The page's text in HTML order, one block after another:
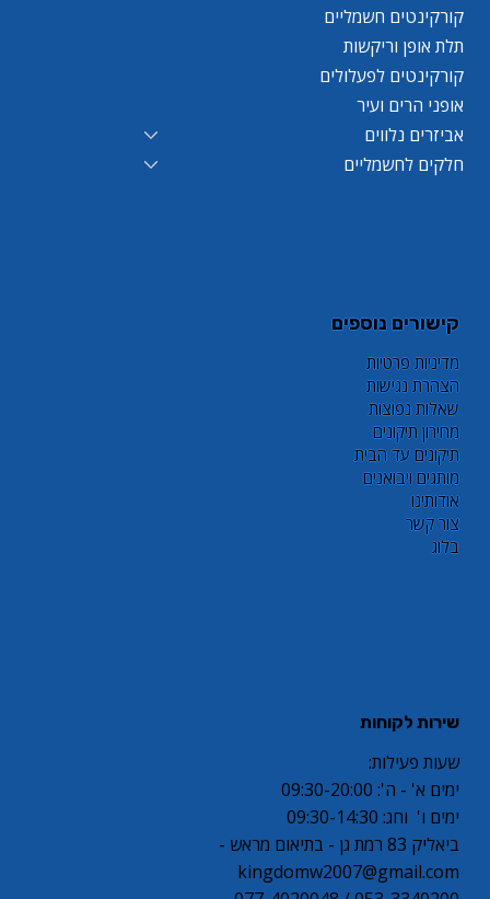
שירות לקוחות
שעות פעילות:
ימים א' - ה': 09:30-20:00
ימים ו' וחג: 09:30-14:30
ביאליק 83 רמת גן - בתיאום מראש -
kingdomw2007@gmail.com
קישורים נוספים
מדיניות פרטיות
הצהרת נגישות
שאלות נפוצות
מחירון תיקונים
תיקונים עד הבית
מותגים ויבואנים
אודותינו
צור קשר
בלוג
קורקינטים חשמליים
תלת אופן וריקשות
קורקינטים לפעלולים
אופני הרים ועיר
אביזרים נלווים
חלקים לחשמליים